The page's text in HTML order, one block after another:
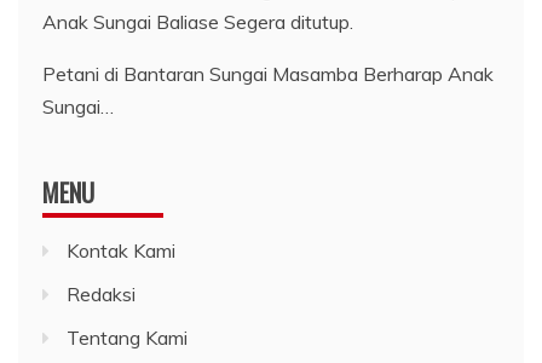
Petani di Bantaran Sungai Masamba Berharap Anak
Sungai…
MENU
Kontak Kami
Redaksi
Tentang Kami